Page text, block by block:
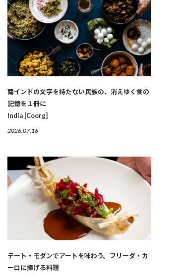
南インドの文字を持たない民族の、消えゆく食の
記憶を１冊に
India [Coorg]
2026.07.16
テート・モダンでアートを味わう。フリーダ・カ
ーロに捧げる料理